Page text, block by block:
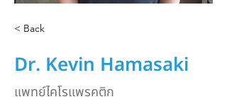
< Back
Dr. Kevin Hamasaki
แพทย์ไคโรแพรคติก